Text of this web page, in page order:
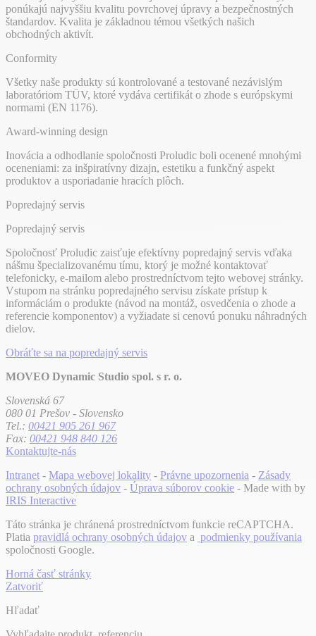
ponúkajú najvyššiu kvalitu povrchovej úpravy a bezpečnostných
štandardov. Kvalita je základnou témou všetkých našich
obchodných aktivít.
Conformity
Všetky naše produkty sú kontrolované a testované nezávislým
laboratóriom TÜV, ktoré vydáva certifikát o zhode s európskymi
normami (EN 1176).
Award-winning design
Inovácia a odhodlanie spoločnosti Proludic boli ocenené mnohými
oceneniami: za inšpiratívny dizajn, estetiku a funkčný aspekt
produktov a usporiadanie hracích plôch.
Popredajný servis
Popredajný servis
Spoločnosť Proludic zaisťuje efektívny popredajný servis vďaka
nášmu špecializovanému tímu, ktorý je možné kontaktovať
telefonicky, e-mailom alebo prostredníctvom tejto webovej stránky.
Vstupom na stránku popredajného servisu získate prístup k
informáciám o produkte (návod na montáž, osvedčenia o zhode a
referencie komponentov) a vyžiadate si cenovú ponuku náhradných
dielov.
Obráťte sa na popredajný servis
MOVEO Dynamic Studio spol. s r. o.
Slovenská 67
080 01 Prešov - Slovensko
Tel.: 00421 905 261 967
Fax: 00421 948 840 126
Kontaktujte-nás
Intranet - Mapa webovej lokality - Právne upozornenia - Zásady
ochrany osobných údajov - Úprava súborov cookie - Made with by
IRIS Interactive
Táto stránka je chránená prostredníctvom funkcie reCAPTCHA.
Platia pravidlá ochrany osobných údajov a podmienky používania
spoločnosti Google.
Horná časť stránky
Zatvoriť
Hľadať